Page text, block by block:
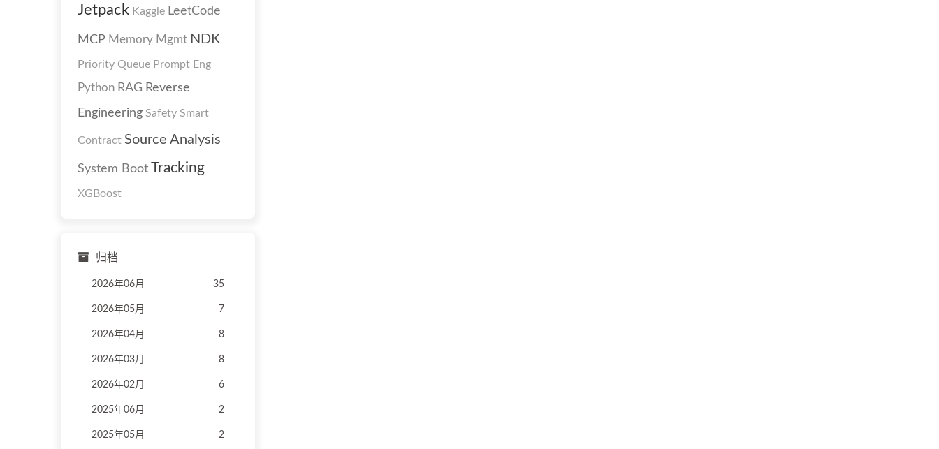
Jetpack Kaggle LeetCode
MCP Memory Mgmt NDK
Priority Queue Prompt Eng
Python RAG Reverse
Engineering Safety Smart
Contract Source Analysis
System Boot Tracking
XGBoost
归档
2026年06月 35
2026年05月 7
2026年04月 8
2026年03月 8
2026年02月 6
2025年06月 2
2025年05月 2